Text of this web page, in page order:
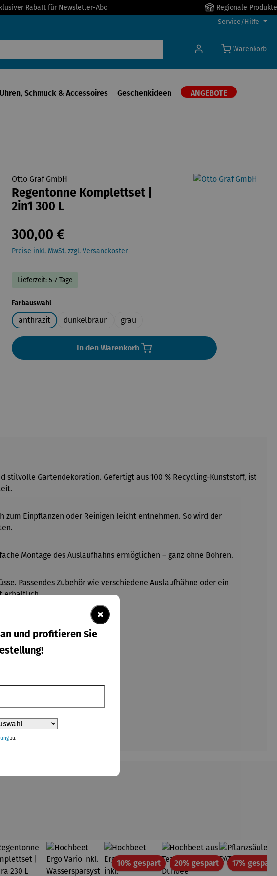
Rabatt für Newsletter-Abo
Regionale Produkte
Service/Hilfe
Warenkorb
Uhren, Schmuck & Accessoires Geschenkideen ANGEBOTE
Otto Graf GmbH
Regentonne Komplettset |
2in1 300 L
300,00 €
Preise inkl. MwSt. zzgl. Versandkosten
Lieferzeit: 5-7 Tage
Farbauswahlauswählen
anthrazit dunkelbraun grau
In den Warenkorb
stilvolle Gartendekoration. Gefertigt aus 100 % Recycling-Kunststoff, ist
Einpflanzen oder Reinigen leicht entnehmen. So wird der
Montage des Auslaufhahns ermöglichen – ganz ohne Bohren.
üsse. Passendes Zubehör wie verschiedene Auslaufhähne oder ein
erhältlich.
10% gespartRabatt20% gespartRabatt17% gespart
×
und profitieren Sie
zu.